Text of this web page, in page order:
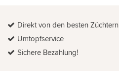
Direkt von den besten Züchtern
Umtopfservice
Sichere Bezahlung!